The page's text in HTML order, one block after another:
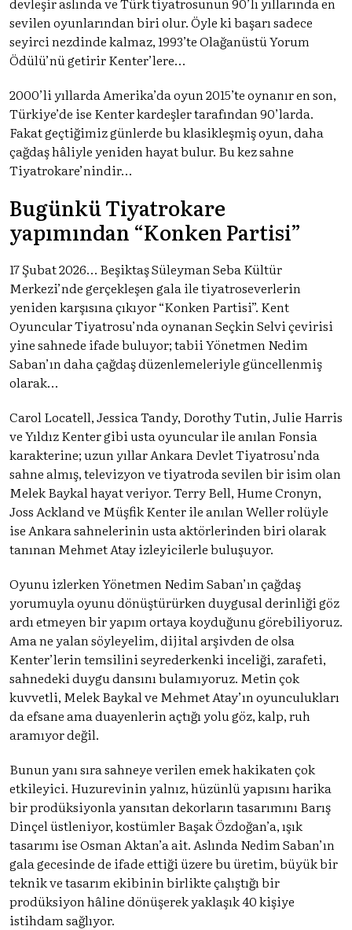
sevilen oyunlarından biri olur. Öyle ki başarı sadece
seyirci nezdinde kalmaz, 1993’te Olağanüstü Yorum
Ödülü’nü getirir Kenter’lere…
2000’li yıllarda Amerika’da oyun 2015’te oynanır en son,
Türkiye’de ise Kenter kardeşler tarafından 90’larda.
Fakat geçtiğimiz günlerde bu klasikleşmiş oyun, daha
çağdaş hâliyle yeniden hayat bulur. Bu kez sahne
Tiyatrokare’nindir…
Bugünkü Tiyatrokare
yapımından “Konken Partisi”
17 Şubat 2026… Beşiktaş Süleyman Seba Kültür
Merkezi’nde gerçekleşen gala ile tiyatroseverlerin
yeniden karşısına çıkıyor “Konken Partisi”. Kent
Oyuncular Tiyatrosu’nda oynanan Seçkin Selvi çevirisi
yine sahnede ifade buluyor; tabii Yönetmen Nedim
Saban’ın daha çağdaş düzenlemeleriyle güncellenmiş
olarak…
Carol Locatell, Jessica Tandy, Dorothy Tutin, Julie Harris
ve Yıldız Kenter gibi usta oyuncular ile anılan Fonsia
karakterine; uzun yıllar Ankara Devlet Tiyatrosu’nda
sahne almış, televizyon ve tiyatroda sevilen bir isim olan
Melek Baykal hayat veriyor. Terry Bell, Hume Cronyn,
Joss Ackland ve Müşfik Kenter ile anılan Weller rolüyle
ise Ankara sahnelerinin usta aktörlerinden biri olarak
tanınan Mehmet Atay izleyicilerle buluşuyor.
Oyunu izlerken Yönetmen Nedim Saban’ın çağdaş
yorumuyla oyunu dönüştürürken duygusal derinliği göz
ardı etmeyen bir yapım ortaya koyduğunu görebiliyoruz.
Ama ne yalan söyleyelim, dijital arşivden de olsa
Kenter’lerin temsilini seyrederkenki inceliği, zarafeti,
sahnedeki duygu dansını bulamıyoruz. Metin çok
kuvvetli, Melek Baykal ve Mehmet Atay’ın oyunculukları
da efsane ama duayenlerin açtığı yolu göz, kalp, ruh
aramıyor değil.
Bunun yanı sıra sahneye verilen emek hakikaten çok
etkileyici. Huzurevinin yalnız, hüzünlü yapısını harika
bir prodüksiyonla yansıtan dekorların tasarımını Barış
Dinçel üstleniyor, kostümler Başak Özdoğan’a, ışık
tasarımı ise Osman Aktan’a ait. Aslında Nedim Saban’ın
gala gecesinde de ifade ettiği üzere bu üretim, büyük bir
teknik ve tasarım ekibinin birlikte çalıştığı bir
prodüksiyon hâline dönüşerek yaklaşık 40 kişiye
istihdam sağlıyor.